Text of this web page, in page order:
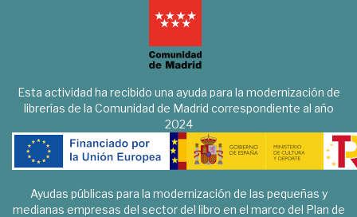
Esta actividad ha recibido una ayuda para la modernización de
librerías de la Comunidad de Madrid correspondiente al año
2024
Ayudas públicas para la modernización de las pequeñas y
medianas empresas del sector del libro en el marco del Plan de